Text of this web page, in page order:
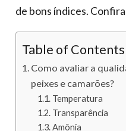
de bons índices.
Table of Contents
Como avaliar a
peixes e camarões?
Temperatura
Transparência
Amônia